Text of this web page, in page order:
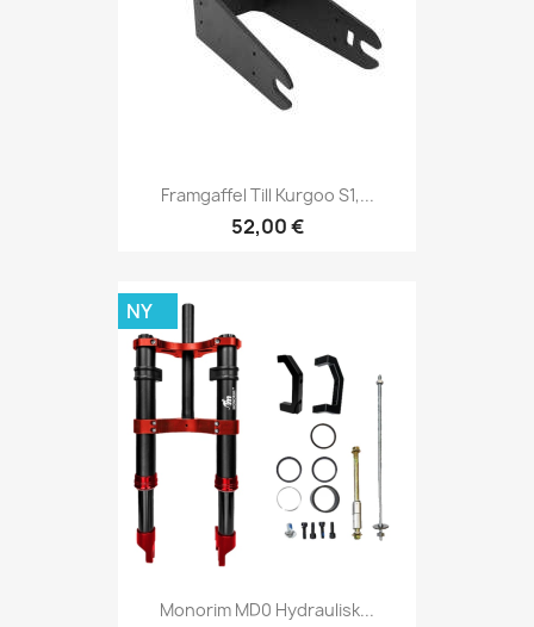
Framgaffel Till Kurgoo S1,...
52,00 €
Monorim MD0 Hydraulisk...
NY